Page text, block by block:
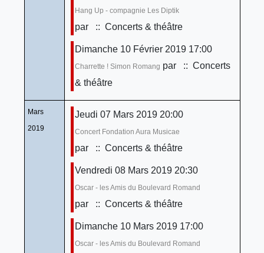
Hang Up - compagnie Les Diptik
par :: Concerts & théâtre
Dimanche 10 Février 2019 17:00
Charrette ! Simon Romang par
:: Concerts
& théâtre
Mars
2019
Jeudi 07 Mars 2019 20:00
Concert Fondation Aura Musicae
par :: Concerts & théâtre
Vendredi 08 Mars 2019 20:30
Oscar - les Amis du Boulevard Romand
par :: Concerts & théâtre
Dimanche 10 Mars 2019 17:00
Oscar - les Amis du Boulevard Romand